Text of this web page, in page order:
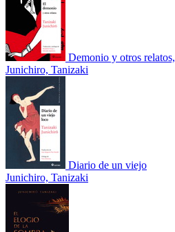
Demonio y otros relatos,
Junichiro, Tanizaki
Diario de un viejo
Junichiro, Tanizaki